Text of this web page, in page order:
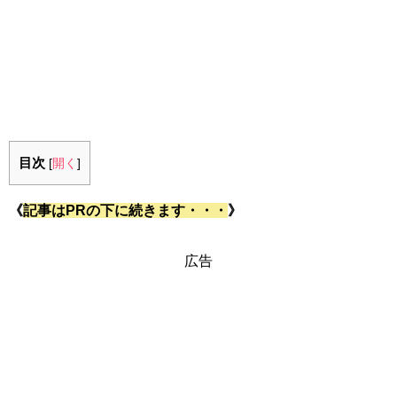
目次 [開く ]
《記事はPRの下に続きます・・・ 》
広告